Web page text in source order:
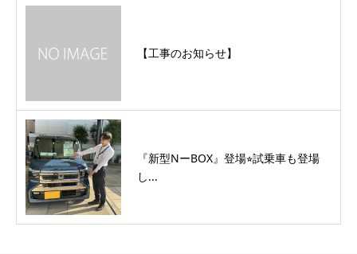
【工事のお知らせ】
『新型NーBOX』登場⭐︎試乗車も登場
し...